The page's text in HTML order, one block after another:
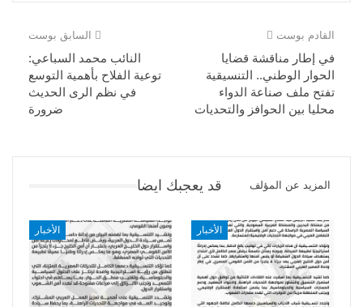
السابق بوست
النائب محمد السباعي:
توعية الفلاح بأهمية التوسع
في نظم الرى الحديث
ضرورة
القادم بوست
في إطار مناقشة قضايا
الحوار الوطني.. التنسيقية
تفتح ملف صناعة الدواء
محليا بين الحوافز والتحديات
قد يعجبك ايضا المزيد عن المؤلف
الأخبار الأخبار